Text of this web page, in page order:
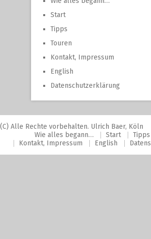
Start
Tipps
Touren
Kontakt, Impressum
English
Datenschutzerklärung
(C) Alle Rechte vorbehalten. Ulrich Baer, Köln
Wie alles begann…
Start Tipps
Kontakt, Impressum
English